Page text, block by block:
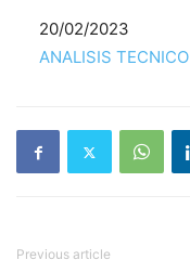
Fecha
20/02/2023
Respecto a
ANALISIS TECNICO
Previous article